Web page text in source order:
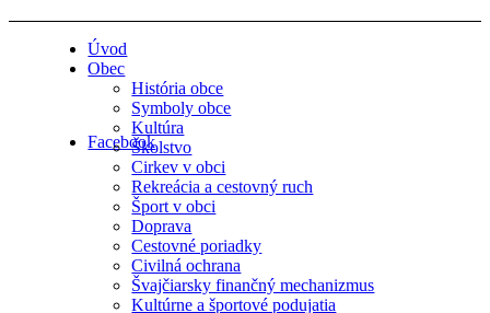
Facebook
Úvod
Obec
História obce
Symboly obce
Kultúra
Školstvo
Cirkev v obci
Rekreácia a cestovný ruch
Šport v obci
Doprava
Cestovné poriadky
Civilná ochrana
Švajčiarsky finančný mechanizmus
Kultúrne a športové podujatia